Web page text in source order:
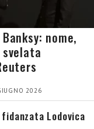
nome,
2026
Lodovica